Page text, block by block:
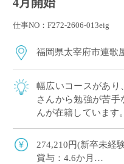
仕事NO：F272-2606-013eig
福岡県太宰府市連歌
幅広いコースがあり
さんから勉強が苦手
んが在籍しています
いただきながらス
す！ 新卒・未経験
[…]
274,210円(新卒未経
賞与：4.6か月